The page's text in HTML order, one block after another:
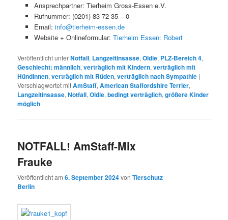
Ansprechpartner: Tierheim Gross-Essen e.V.
Rufnummer: (0201) 83 72 35 – 0
Email: info@tierheim-essen.de
Website + Onlineformular: Tierheim Essen: Robert
Veröffentlicht unterNotfall, Langzeitinsasse,Oldie, PLZ-Bereich 4,
Geschlecht: männlich,verträglich mit Kindern,verträglich mit
Hündinnen,verträglich mit Rüden,verträglich nach Sympathie |
Verschlagwortet mitAmStaff,American Staffordshire Terrier,
Langzeitinsasse,Notfall,Oldie,bedingt verträglich,größere Kinder
möglich
NOTFALL! AmStaff-Mix
Frauke
Veröffentlicht am6. September 2024vonTierschutz
Berlin